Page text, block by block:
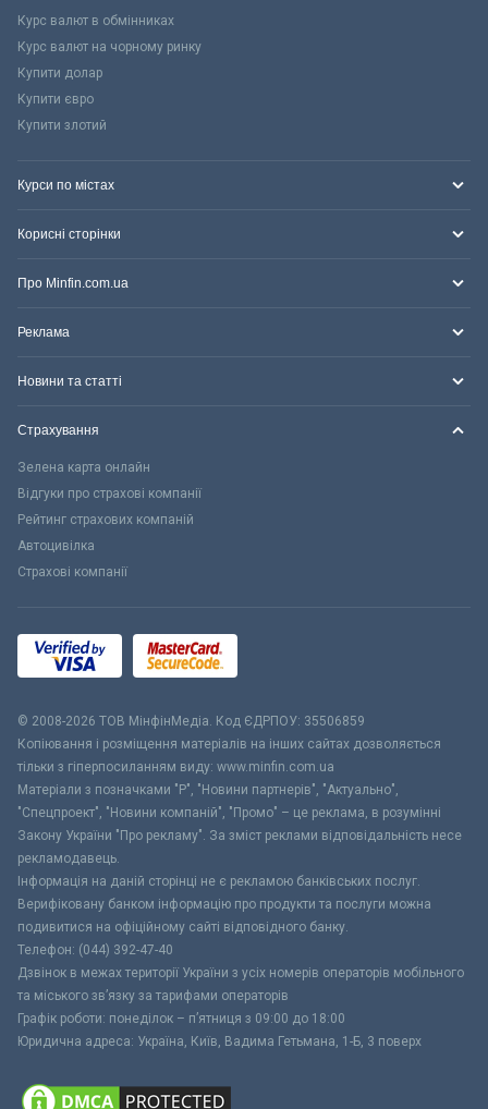
Курс валют в обмінниках
Курс валют на чорному ринку
Купити долар
Купити євро
Купити злотий
Курси по містах
Корисні сторінки
Про Minfin.com.ua
Реклама
Новини та статті
Страхування
Зелена карта онлайн
Відгуки про страхові компанії
Рейтинг страхових компаній
Автоцивілка
Страхові компанії
© 2008-2026 ТОВ МiнфiнМедiа. Код ЄДРПОУ: 35506859
Копіювання і розміщення матеріалів на інших сайтах дозволяється
тільки з гіперпосиланням виду: www.minfin.com.ua
Матеріали з позначками "Р", "Новини партнерів", "Актуально",
"Спецпроект", "Новини компаній", "Промо" – це реклама, в розумінні
Закону України "Про рекламу". За зміст реклами відповідальність несе
рекламодавець.
Інформація на даній сторінці не є рекламою банківських послуг.
Верифіковану банком інформацію про продукти та послуги можна
подивитися на офіційному сайті відповідного банку.
Телефон: (044) 392-47-40
Дзвінок в межах території України з усіх номерів операторів мобільного
та міського зв’язку за тарифами операторів
Графік роботи: понеділок – п’ятниця з 09:00 до 18:00
Юридична адреса: Україна, Київ, Вадима Гетьмана, 1-Б, 3 поверх